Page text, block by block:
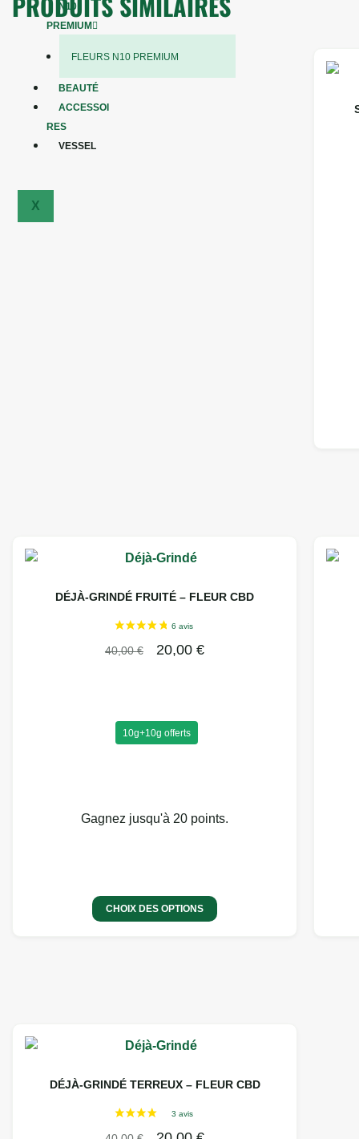
N10
PREMIUM
FLEURS N10 PREMIUM
BEAUTÉ
ACCESSOI
RES
VESSEL
X
DÉJÀ-GRINDÉ FRUITÉ – FLEUR CBD
40,00€ 20,00€
10g+10g offerts
Gagnez jusqu'à 20 points.
CHOIX DES OPTIONS
DÉJÀ-GRINDÉ TERREUX – FLEUR CBD